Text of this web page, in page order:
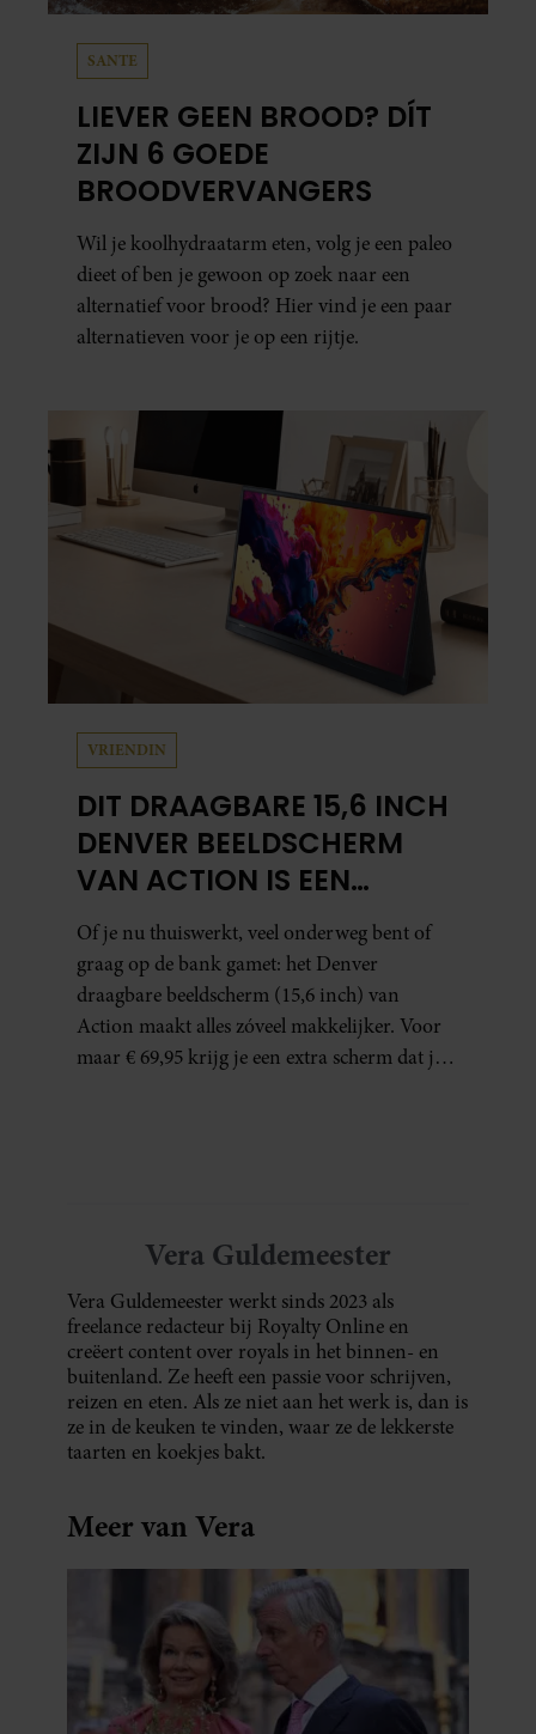
SANTE
LIEVER GEEN BROOD? DÍT
ZIJN 6 GOEDE
BROODVERVANGERS
Wil je koolhydraatarm eten, volg je een paleo
dieet of ben je gewoon op zoek naar een
alternatief voor brood? Hier vind je een paar
alternatieven voor je op een rijtje.
VRIENDIN
DIT DRAAGBARE 15,6 INCH
DENVER BEELDSCHERM
VAN ACTION IS EEN
GAMECHANGER VOOR
THUISWERKERS ÉN BINGE-
WATCHERS
Of je nu thuiswerkt, veel onderweg bent of
graag op de bank gamet: het Denver
draagbare beeldscherm (15,6 inch) van
Action maakt alles zóveel makkelijker. Voor
maar € 69,95 krijg je een extra scherm dat je
Vera Guldemeester
Vera Guldemeester werkt sinds 2023 als
freelance redacteur bij Royalty Online en
creëert content over royals in het binnen- en
buitenland. Ze heeft een passie voor schrijven,
reizen en eten. Als ze niet aan het werk is, dan is
ze in de keuken te vinden, waar ze de lekkerste
taarten en koekjes bakt.
Meer van Vera